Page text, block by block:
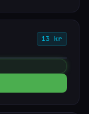
13 kr